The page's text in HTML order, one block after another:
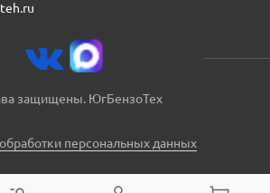
защищены. ЮгБензоТех
персональных данных